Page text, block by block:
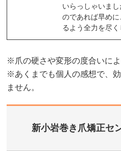
いらっしゃいま
のであれば早め
るよう全力を尽く
※爪の硬さや変形の度合いによ
※あくまでも個人の感想で、
ません。
新小岩巻き爪矯正セ